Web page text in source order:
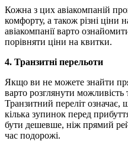
Кожна з цих авіакомпаній
комфорту, а також різні
авіакомпанії варто
порівняти ціни на квитки.
4. Транзитні перельоти
Якщо ви не можете знайти
варто розглянути можливість
Транзитний переліт означає,
кілька зупинок перед
бути дешевше, ніж прямий
час подорожі.